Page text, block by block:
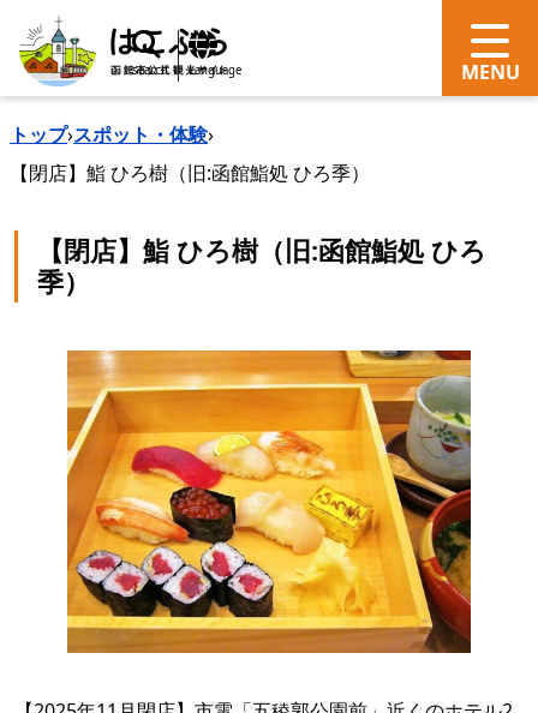
search Language
トップ›スポット・体験›
【閉店】鮨 ひろ樹（旧:函館鮨処 ひろ季）
【閉店】鮨 ひろ樹（旧:函館鮨処 ひろ
季）